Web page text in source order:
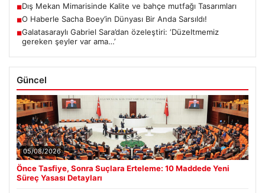
■Dış Mekan Mimarisinde Kalite ve bahçe mutfağı Tasarımları
■O Haberle Sacha Boey’in Dünyası Bir Anda Sarsıldı!
■Galatasaraylı Gabriel Sara’dan özeleştiri: ‘Düzeltmemiz
gereken şeyler var ama…’
Güncel
05/08/2026
Önce Tasfiye, Sonra Suçlara Erteleme: 10 Maddede Yeni
Süreç Yasası Detayları